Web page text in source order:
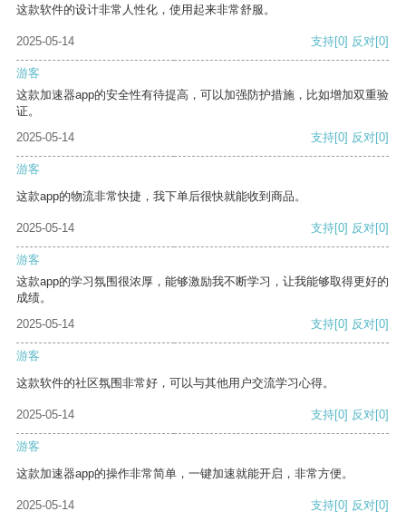
这款软件的设计非常人性化，使用起来非常舒服。
2025-05-14 支持[0] 反对[0]
游客
这款加速器app的安全性有待提高，可以加强防护措施，比如增加双重验
证。
2025-05-14
支持[0] 反对[0]
游客
这款app的物流非常快捷，我下单后很快就能收到商品。
2025-05-14 支持[0] 反对[0]
游客
这款app的学习氛围很浓厚，能够激励我不断学习，让我能够取得更好的
成绩。
2025-05-14
支持[0] 反对[0]
游客
这款软件的社区氛围非常好，可以与其他用户交流学习心得。
2025-05-14 支持[0] 反对[0]
游客
这款加速器app的操作非常简单，一键加速就能开启，非常方便。
2025-05-14 支持[0] 反对[0]